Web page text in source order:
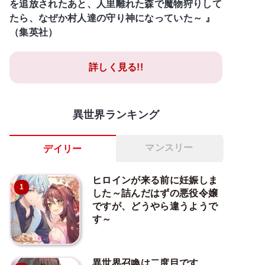
を追放されたあと、人里離れた森で魔物狩りして
たら、なぜか村人達の守り神になっていた～ 』
（集英社）
詳しく見る!!
異世界ランキング
デイリー マンスリー
1
ヒロインが来る前に妊娠しま
した～詰んだはずの悪役令嬢
ですが、どうやら違うようで
す～
異世界召喚は二度目です